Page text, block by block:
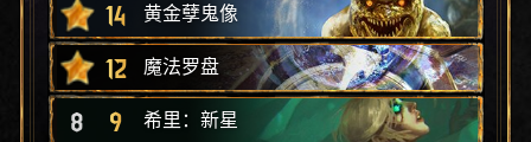
14 黄金孽鬼像
12 魔法罗盘
8 9 希里：新星